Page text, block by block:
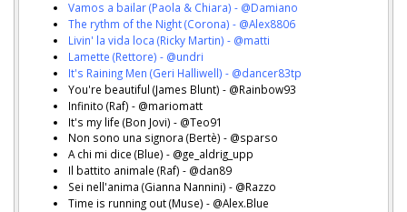
Vamos a bailar (Paola & Chiara) - @Damiano
The rythm of the Night (Corona) - @Alex8806
Livin' la vida loca (Ricky Martin) - @matti
Lamette (Rettore) - @undri
It's Raining Men (Geri Halliwell) - @dancer83tp
You're beautiful (James Blunt) - @Rainbow93
Infinito (Raf) - @mariomatt
It's my life (Bon Jovi) - @Teo91
Non sono una signora (Bertè) - @sparso
A chi mi dice (Blue) - @ge_aldrig_upp
Il battito animale (Raf) - @dan89
Sei nell'anima (Gianna Nannini) - @Razzo
Time is running out (Muse) - @Alex.Blue